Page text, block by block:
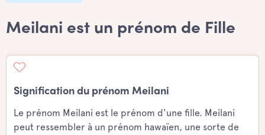
Meilani est un prénom de Fille
Signification du prénom Meilani
Le prénom Meilani est le prénom d'une fille. Meilani
peut ressembler à un prénom hawaïen, une sorte de